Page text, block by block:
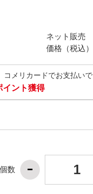
ネット販売
価格（税込）
コメリカードでお支払いで
イント獲得
数